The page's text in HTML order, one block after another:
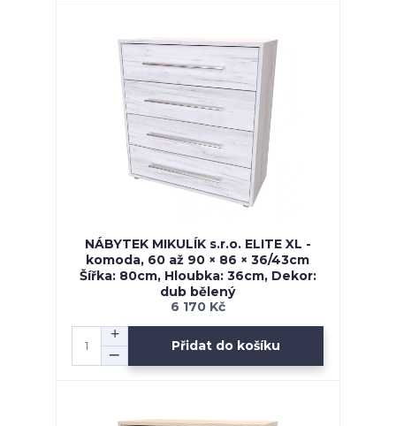
NÁBYTEK MIKULÍK s.r.o. ELITE XL -
komoda, 60 až 90 × 86 × 36/43cm
Šířka: 80cm, Hloubka: 36cm, Dekor:
dub bělený
6 170 Kč
Přidat do košíku